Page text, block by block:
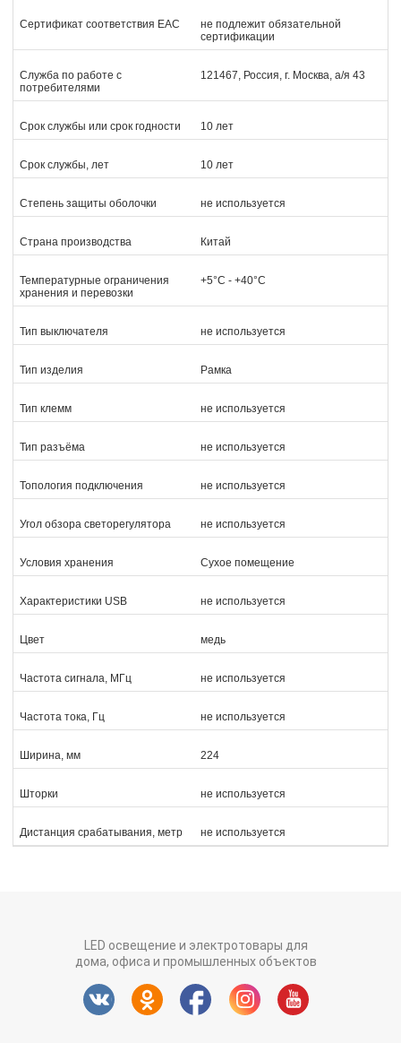
Сертификат соответствия EAC
не подлежит обязательной
сертификации
Служба по работе с
потребителями
121467, Россия, г. Москва, а/я 43
Срок службы или срок годности 10 лет
Срок службы, лет 10 лет
Степень защиты оболочки не используется
Страна производства Китай
Температурные ограничения
хранения и перевозки
+5°C - +40°C
Тип выключателя не используется
Тип изделия Рамка
Тип клемм не используется
Тип разъёма не используется
Топология подключения не используется
Угол обзора светорегулятора не используется
Условия хранения Сухое помещение
Характеристики USB не используется
Цвет медь
Частота сигнала, МГц не используется
Частота тока, Гц не используется
Ширина, мм 224
Шторки не используется
Дистанция срабатывания, метр не используется
LED освещение и электротовары для
дома, офиса и промышленных объектов